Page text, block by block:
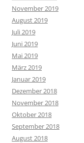
November 2019
August 2019
Juli 2019
Juni 2019
Mai 2019
März 2019
Januar 2019
Dezember 2018
November 2018
Oktober 2018
September 2018
August 2018